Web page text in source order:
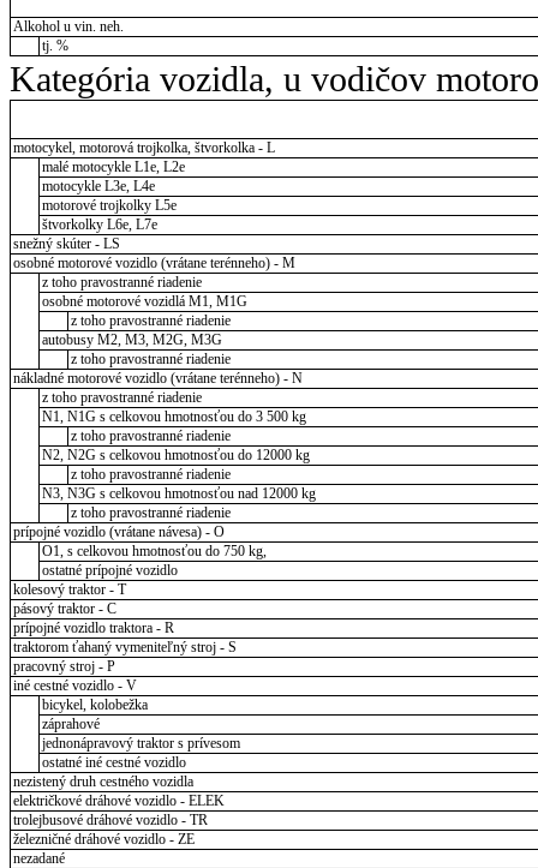
Alkohol u vin. neh.
tj. %
Kategória vozidla, u vodičov
motocykel, motorová trojkolka, štvorkolka - L
malé motocykle L1e, L2e
motocykle L3e, L4e
motorové trojkolky L5e
štvorkolky L6e, L7e
snežný skúter - LS
osobné motorové vozidlo (vrátane terénneho) - M
z toho pravostranné riadenie
osobné motorové vozidlá M1, M1G
z toho pravostranné riadenie
autobusy M2, M3, M2G, M3G
z toho pravostranné riadenie
nákladné motorové vozidlo (vrátane terénneho) - N
z toho pravostranné riadenie
N1, N1G s celkovou hmotnosťou do 3 500 kg
z toho pravostranné riadenie
N2, N2G s celkovou hmotnosťou do 12000 kg
z toho pravostranné riadenie
N3, N3G s celkovou hmotnosťou nad 12000 kg
z toho pravostranné riadenie
prípojné vozidlo (vrátane návesa) - O
O1, s celkovou hmotnosťou do 750 kg,
ostatné prípojné vozidlo
kolesový traktor - T
pásový traktor - C
prípojné vozidlo traktora - R
traktorom ťahaný vymeniteľný stroj - S
pracovný stroj - P
iné cestné vozidlo - V
bicykel, kolobežka
záprahové
jednonápravový traktor s prívesom
ostatné iné cestné vozidlo
nezistený druh cestného vozidla
električkové dráhové vozidlo - ELEK
trolejbusové dráhové vozidlo - TR
železničné dráhové vozidlo - ZE
nezadané